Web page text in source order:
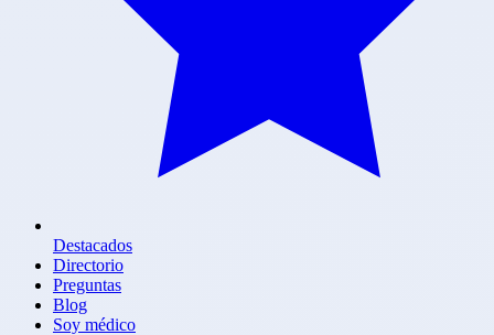
Destacados
Directorio
Preguntas
Blog
Soy médico